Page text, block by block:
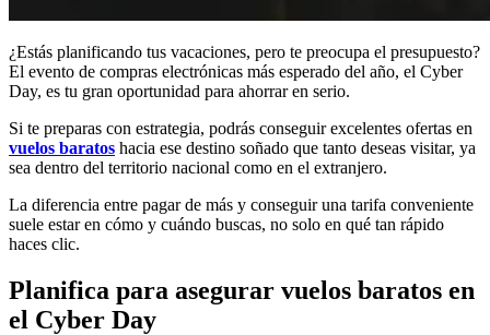
¿Estás planificando tus vacaciones, pero te preocupa el presupuesto?
El evento de compras electrónicas más esperado del año, el Cyber
Day, es tu gran oportunidad para ahorrar en serio.
Si te preparas con estrategia, podrás conseguir excelentes ofertas en
vuelos baratos hacia ese destino soñado que tanto deseas visitar, ya
sea dentro del territorio nacional como en el extranjero.
La diferencia entre pagar de más y conseguir una tarifa conveniente
suele estar en cómo y cuándo buscas, no solo en qué tan rápido
haces clic.
Planifica para asegurar vuelos baratos en
el Cyber Day